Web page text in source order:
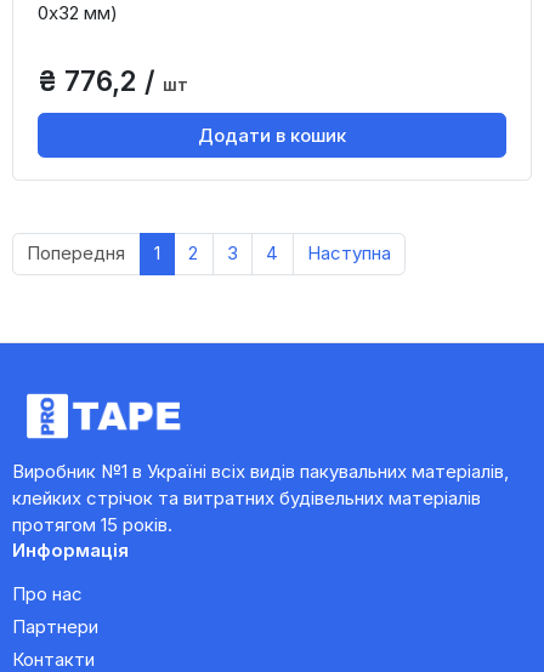
0x32 мм)
₴ 776,2 / шт
Додати в кошик
Попередня 1 2 3 4 Наступна
Виробник №1 в Україні всіх видів пакувальних матеріалів,
клейких стрічок та витратних будівельних матеріалів
протягом 15 років.
Информація
Про нас
Партнери
Контакти